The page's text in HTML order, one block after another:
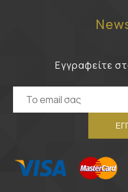
Εγγραφείτε